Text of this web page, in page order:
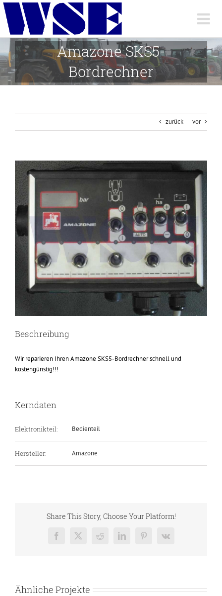
Skip
content
Amazone SKS5-
Bordrechner
zurück vor
View
Larger
Image
Beschreibung
Wir reparieren Ihren Amazone SKS5-Bordrechner schnell und
kostengünstig!!!
Kerndaten
Elektronikteil: Bedienteil
Hersteller: Amazone
Share This Story, Choose Your Platform!
Facebook
X RedditLinkedInPinterest
Vk
Ähnliche Projekte